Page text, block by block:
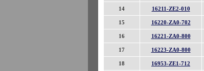
14 16211-ZE2-010
15 16220-ZA0-702
16 16221-ZA0-800
17 16223-ZA0-800
18 16953-ZE1-712